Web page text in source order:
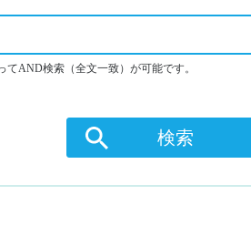
AND検索（全文一致）が可能です。
検索